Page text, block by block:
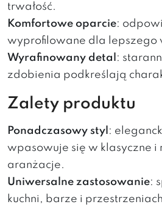
trwałość.
Komfortowe oparcie:
wyprofilowane dla lepszego
Wyrafinowany detal :
zdobienia podkreślają
Zalety produktu
Ponadczasowy styl :
wpasowuje się w klasyczne i
aranżacje.
Uniwersalne zastosowanie:
kuchni, barze i